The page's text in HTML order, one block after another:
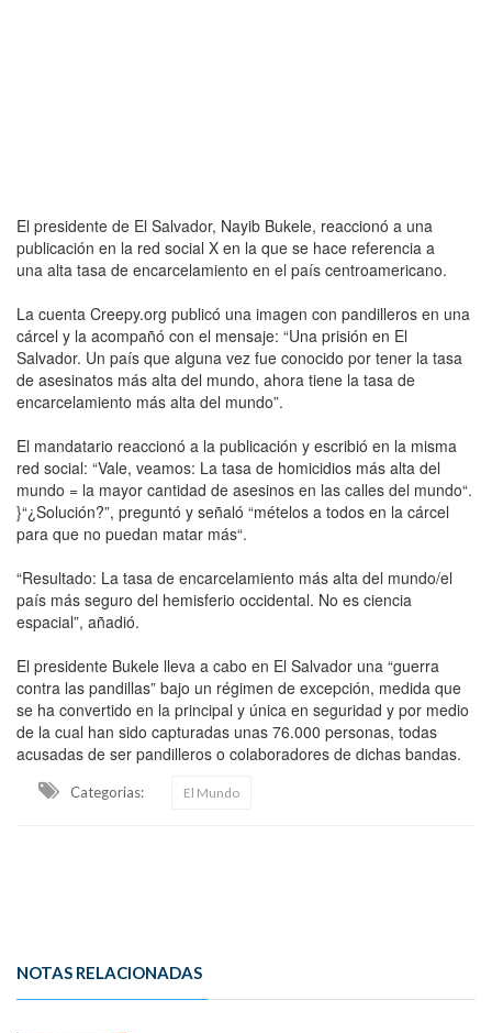
El presidente de El Salvador, Nayib Bukele, reaccionó a una
publicación en la red social X en la que se hace referencia a
una alta tasa de encarcelamiento en el país centroamericano.
La cuenta Creepy.org publicó una imagen con pandilleros en una
cárcel y la acompañó con el mensaje: “Una prisión en El
Salvador. Un país que alguna vez fue conocido por tener la tasa
de asesinatos más alta del mundo, ahora tiene la tasa de
encarcelamiento más alta del mundo”.
El mandatario reaccionó a la publicación y escribió en la misma
red social: “Vale, veamos: La tasa de homicidios más alta del
mundo = la mayor cantidad de asesinos en las calles del mundo“.
}“¿Solución?”, preguntó y señaló “mételos a todos en la cárcel
para que no puedan matar más“.
“Resultado: La tasa de encarcelamiento más alta del mundo/el
país más seguro del hemisferio occidental. No es ciencia
espacial”, añadió.
El presidente Bukele lleva a cabo en El Salvador una “guerra
contra las pandillas” bajo un régimen de excepción, medida que
se ha convertido en la principal y única en seguridad y por medio
de la cual han sido capturadas unas 76.000 personas, todas
acusadas de ser pandilleros o colaboradores de dichas bandas.
Categorias: El Mundo
NOTAS RELACIONADAS